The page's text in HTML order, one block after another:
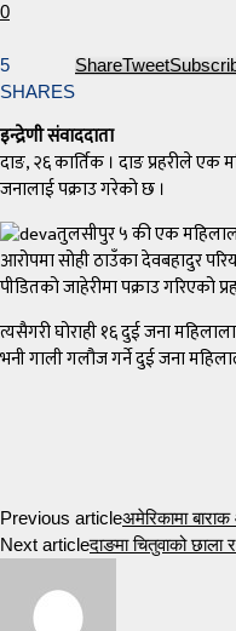
0
5
SHARES
ShareTweet
इन्द्रेणी संवाददाता
दाङ, २६ कार्तिक । दाङ प्रहरीले
जनालाई पक्राउ गरेको छ ।
तुलसीपुर ५ की एक
आरोपमा सोही ठाउँका देवबहादुर
पीडितको जाहेरीमा पक्राउ गरिएको
त्यसैगरी घोराही १६ दुई जना
भनी गाली गलौज गर्ने दुई जना
Previous articleअमेरिकामा
Next articleदाङमा चितुवाको